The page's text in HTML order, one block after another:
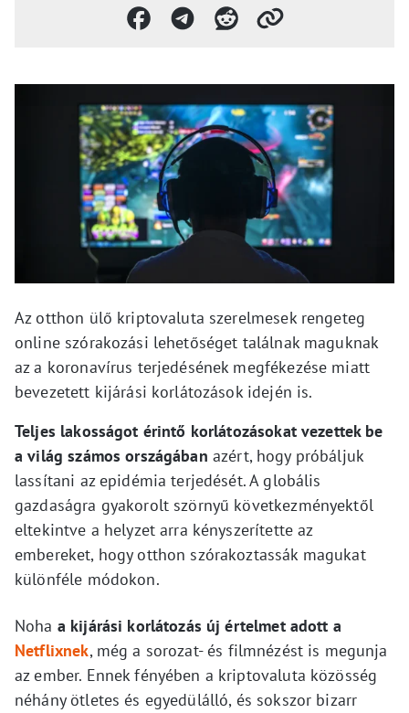
Az otthon ülő kriptovaluta szerelmesek rengeteg
online szórakozási lehetőséget találnak maguknak
az a koronavírus terjedésének megfékezése miatt
bevezetett kijárási korlátozások idején is.
Teljes lakosságot érintő korlátozásokat vezettek be
a világ számos országában azért, hogy próbáljuk
lassítani az epidémia terjedését. A globális
gazdaságra gyakorolt szörnyű következményektől
eltekintve a helyzet arra kényszerítette az
embereket, hogy otthon szórakoztassák magukat
különféle módokon.
Noha a kijárási korlátozás új értelmet adott a
Netflixnek, még a sorozat- és filmnézést is megunja
az ember. Ennek fényében a kriptovaluta közösség
néhány ötletes és egyedülálló, és sokszor bizarr